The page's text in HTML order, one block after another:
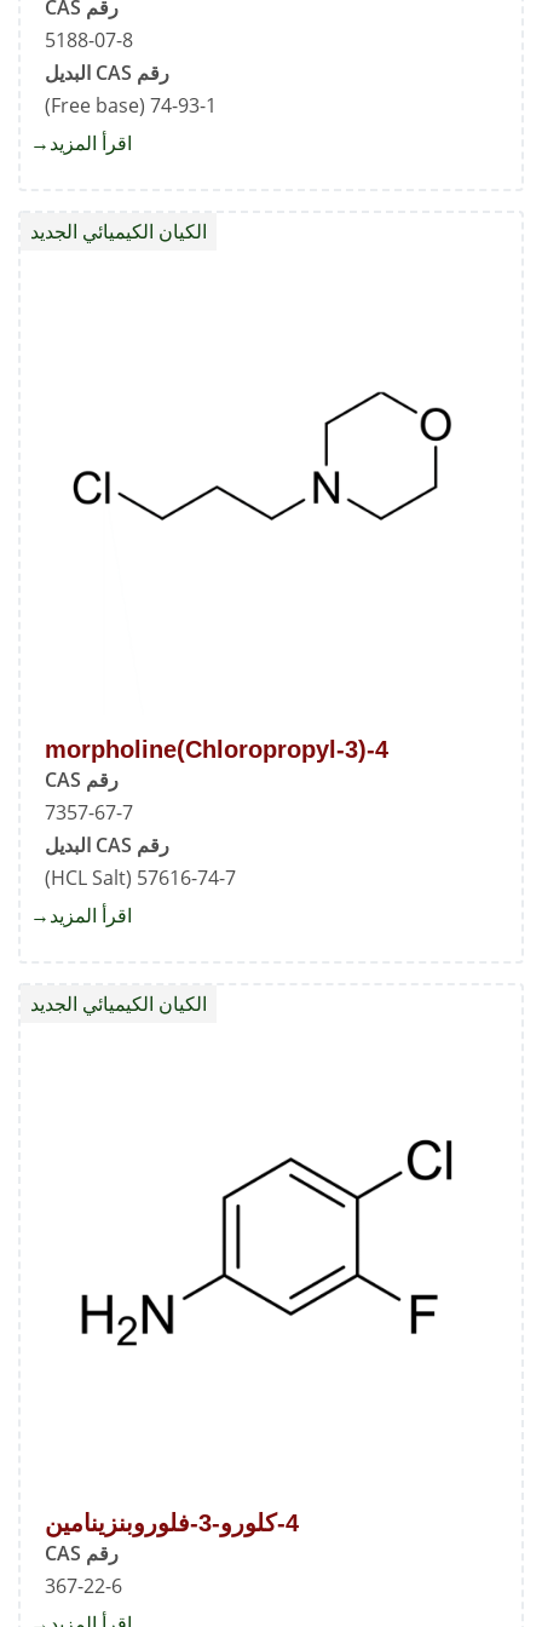
رقم CAS
5188-07-8
رقم CAS البديل
74-93-1 (Free base)
اقرأ المزيد
4-(3-Chloropropyl)morpholine
رقم CAS
7357-67-7
رقم CAS البديل
57616-74-7 (HCL Salt)
الكيان الكيميائي الجديد
اقرأ المزيد
4-كلورو-3-فلوروبنزينامين
رقم CAS
367-22-6
الكيان الكيميائي الجديد